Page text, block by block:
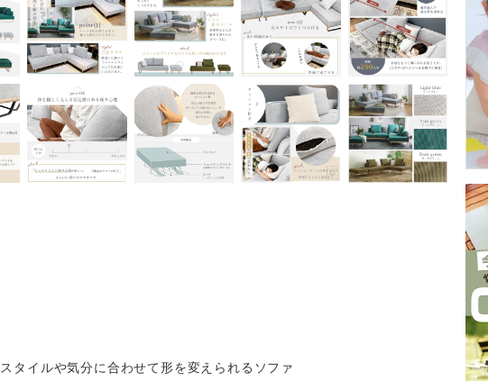
タイルや気分に合わせて形を変えられるソファ